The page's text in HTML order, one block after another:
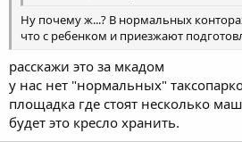
Ну почему ж...? В нормальных
что с ребенком и приезжают
расскажи это за мкадом
у нас нет "нормальных"
площадка где стоят несколько
будет это кресло хранить.